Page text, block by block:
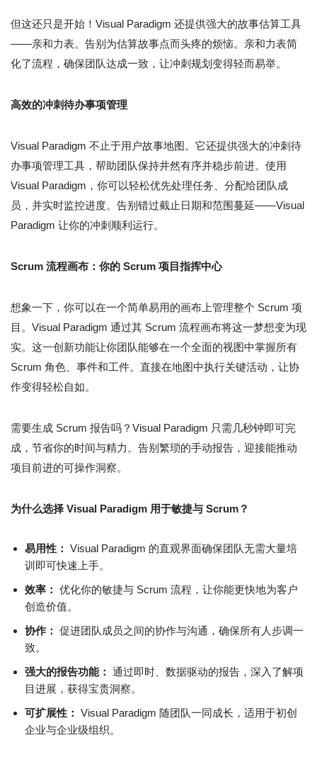
但这还只是开始！Visual Paradigm 还提供强大的故事估算工具
——亲和力表。告别为估算故事点而头疼的烦恼。亲和力表简
化了流程，确保团队达成一致，让冲刺规划变得轻而易举。
高效的冲刺待办事项管理
Visual Paradigm 不止于用户故事地图。它还提供强大的冲刺待
办事项管理工具，帮助团队保持井然有序并稳步前进。使用
Visual Paradigm，你可以轻松优先处理任务、分配给团队成
员，并实时监控进度。告别错过截止日期和范围蔓延——Visual
Paradigm 让你的冲刺顺利运行。
Scrum 流程画布：你的 Scrum 项目指挥中心
想象一下，你可以在一个简单易用的画布上管理整个 Scrum 项
目。Visual Paradigm 通过其 Scrum 流程画布将这一梦想变为现
实。这一创新功能让你团队能够在一个全面的视图中掌握所有
Scrum 角色、事件和工件。直接在地图中执行关键活动，让协
作变得轻松自如。
需要生成 Scrum 报告吗？Visual Paradigm 只需几秒钟即可完
成，节省你的时间与精力。告别繁琐的手动报告，迎接能推动
项目前进的可操作洞察。
为什么选择 Visual Paradigm 用于敏捷与 Scrum？
易用性： Visual Paradigm 的直观界面确保团队无需大量培
训即可快速上手。
效率： 优化你的敏捷与 Scrum 流程，让你能更快地为客户
创造价值。
协作： 促进团队成员之间的协作与沟通，确保所有人步调一
致。
强大的报告功能： 通过即时、数据驱动的报告，深入了解项
目进展，获得宝贵洞察。
可扩展性： Visual Paradigm 随团队一同成长，适用于初创
企业与企业级组织。